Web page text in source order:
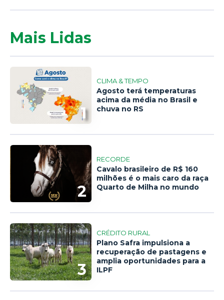
Mais Lidas
1
CLIMA & TEMPO
Agosto terá temperaturas
acima da média no Brasil e
chuva no RS
2
RECORDE
Cavalo brasileiro de R$ 160
milhões é o mais caro da raça
Quarto de Milha no mundo
3
CRÉDITO RURAL
Plano Safra impulsiona a
recuperação de pastagens e
amplia oportunidades para a
ILPF